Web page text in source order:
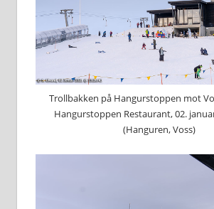
Trollbakken på Hangurstoppen mot
Hangurstoppen Restaurant, 02.
(Hanguren, Voss)